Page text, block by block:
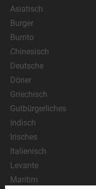
Asiatisch
Burger
Burrito
Chinesisch
Deutsche
Döner
Griechisch
Gutbürgerliches
Indisch
Irisches
Italienisch
Levante
Maritim